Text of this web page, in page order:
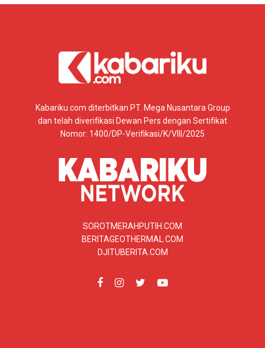
Kabariku.com diterbitkan PT. Mega Nusantara Group
dan telah diverifikasi Dewan Pers dengan Sertifikat
Nomor: 1400/DP-Verifikasi/K/VIII/2025
SOROTMERAHPUTIH.COM
BERITAGEOTHERMAL.COM
DJITUBERITA.COM